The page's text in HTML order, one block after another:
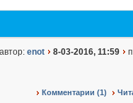
автор: enot 8-03-2016, 11:59
Комментарии (1)